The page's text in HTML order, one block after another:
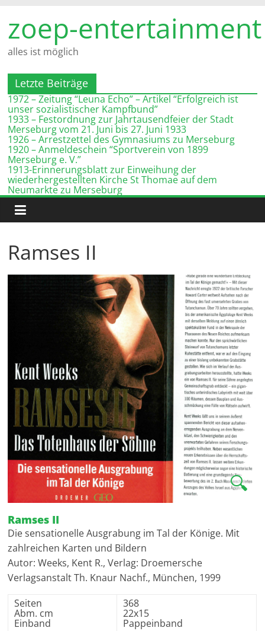
Inhalt
springen
zoep-entertainment
alles ist möglich
Letzte Beiträge
1972 – Zeitung “Leuna Echo” – Artikel “Erfolgreich ist
unser sozialistischer Kampfbund”
1933 – Festordnung zur Jahrtausendfeier der Stadt
Merseburg vom 21. Juni bis 27. Juni 1933
1926 – Arrestzettel des Gymnasiums zu Merseburg
1920 – Anmeldeschein “Sportverein von 1899
Merseburg e. V.”
1913-Erinnerungsblatt zur Einweihung der
wiederhergestellten Kirche St Thomae auf dem
Neumarkte zu Merseburg
Ramses II
🔍
Ramses II
Die sensationelle Ausgrabung im Tal der Könige. Mit
zahlreichen Karten und Bildern
Autor: Weeks, Kent R., Verlag: Droemersche
Verlagsanstalt Th. Knaur Nachf., München, 1999
Seiten
Abm. cm
Einband
368
22x15
Pappeinband